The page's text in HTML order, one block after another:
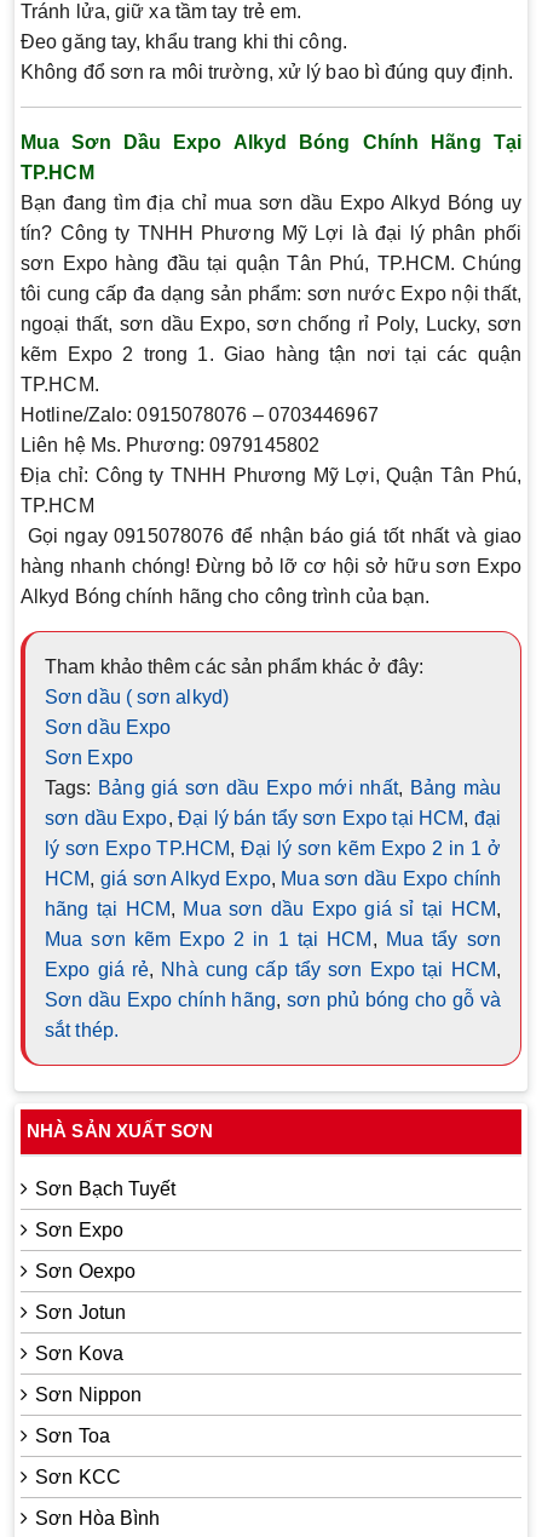
Tránh lửa, giữ xa tầm tay trẻ em.
Đeo găng tay, khẩu trang khi thi công.
Không đổ sơn ra môi trường, xử lý bao bì đúng quy định.
Mua Sơn Dầu Expo Alkyd Bóng Chính Hãng Tại
TP.HCM
Bạn đang tìm địa chỉ mua sơn dầu Expo Alkyd Bóng uy
tín? Công ty TNHH Phương Mỹ Lợi là đại lý phân phối
sơn Expo hàng đầu tại quận Tân Phú, TP.HCM. Chúng
tôi cung cấp đa dạng sản phẩm: sơn nước Expo nội thất,
ngoại thất, sơn dầu Expo, sơn chống rỉ Poly, Lucky, sơn
kẽm Expo 2 trong 1. Giao hàng tận nơi tại các quận
TP.HCM.
Hotline/Zalo: 0915078076 – 0703446967
Liên hệ Ms. Phương: 0979145802
Địa chỉ: Công ty TNHH Phương Mỹ Lợi, Quận Tân Phú,
TP.HCM
Gọi ngay 0915078076 để nhận báo giá tốt nhất và giao
hàng nhanh chóng! Đừng bỏ lỡ cơ hội sở hữu sơn Expo
Alkyd Bóng chính hãng cho công trình của bạn.
Tham khảo thêm các sản phẩm khác ở đây:
Sơn dầu ( sơn alkyd)
Sơn dầu Expo
Sơn Expo
Tags: Bảng giá sơn dầu Expo mới nhất, Bảng màu
sơn dầu Expo, Đại lý bán tẩy sơn Expo tại HCM, đại
lý sơn Expo TP.HCM,Đại lý sơn kẽm Expo 2 in 1 ở
HCM, giá sơn Alkyd Expo, Mua sơn dầu Expo chính
hãng tại HCM, Mua sơn dầu Expo giá sỉ tại HCM,
Mua sơn kẽm Expo 2 in 1 tại HCM , Mua tẩy sơn
Expo giá rẻ, Nhà cung cấp tẩy sơn Expo tại HCM,
Sơn dầu Expo chính hãng, sơn phủ bóng cho gỗ và
sắt thép.
NHÀ SẢN XUẤT SƠN
Sơn Bạch Tuyết
Sơn Expo
Sơn Oexpo
Sơn Jotun
Sơn Kova
Sơn Nippon
Sơn Toa
Sơn KCC
Sơn Hòa Bình